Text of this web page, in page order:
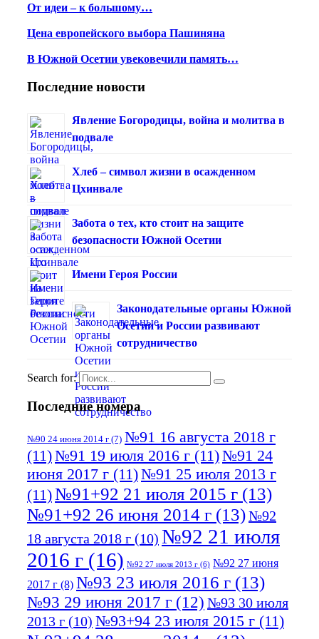
От идеи – к большому…
Цена европейского выбора Пашиняна
В Южной Осетии увековечили память…
Последние новости
Явление Богородицы, война и молитва в
подвале
Хлеб – символ жизни в осажденном
Цхинвале
Забота о тех, кто стоит на защите
безопасности Южной Осетии
Имени Героя России
Законодательные органы Южной
Осетии и России развивают
сотрудничество
Search for:
Последние номера
№90 24 июня 2014 г (7) №91 16 августа 2018 г
(11)№91 19 июля 2016 г (11)№91 24
июня 2017 г (11)№91 25 июля 2013 г
(11)№91+92 21 июля 2015 г (13)
№91+92 26 июня 2014 г (13)№92
18 августа 2018 г (10) №92 21 июля
2016 г (16) №92 27 июля 2013 г (6) №92 27 июня
2017 г (8) №93 23 июля 2016 г (13)
№93 29 июня 2017 г (12) №93 30 июля
2013 г (10) №93+94 23 июля 2015 г (11)